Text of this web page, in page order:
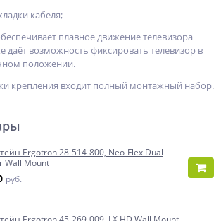
кабеля;
плавное движение телевизора
даёт возможность фиксировать телевизор в
положении.
крепления входит полный монтажный набор.
Ergotron 28-514-800, Neo-Flex Dual
Wall Mount
руб.